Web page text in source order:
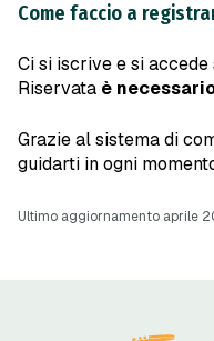
Come faccio a
Ci si iscrive e si
Riservata è
Grazie al sistema di
guidarti in ogni
Ultimo aggiornamento aprile